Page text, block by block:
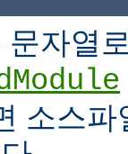
문자열
소스